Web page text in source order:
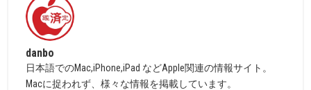
danbo
日本語でのMac,iPhone,iPad などApple関連の情報サイト。
Macに捉われず、様々な情報を掲載しています。